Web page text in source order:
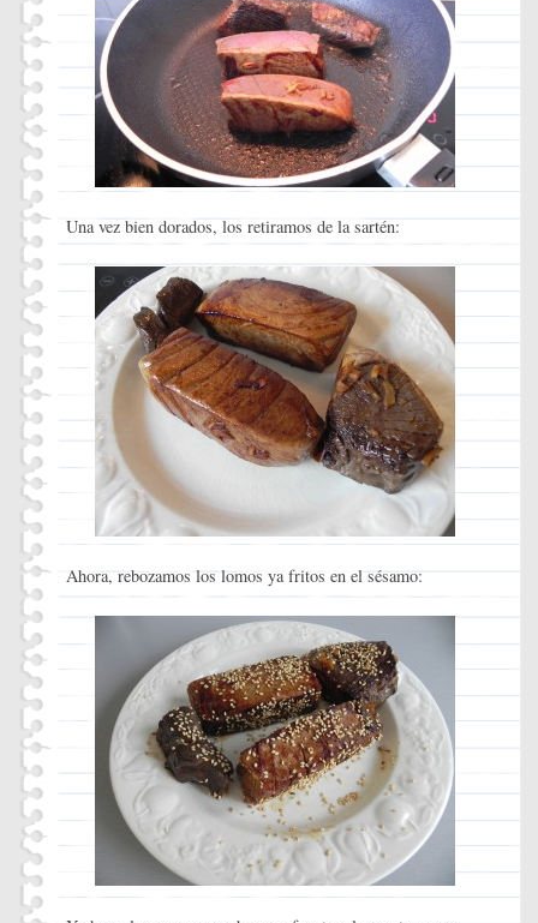
Una vez bien dorados, los retiramos de la sartén:
Ahora, rebozamos los lomos ya fritos en el sésamo: